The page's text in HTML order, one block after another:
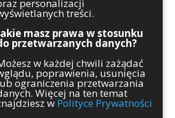
Handel
Komunikaty
Kultura
Polityka
Pozostałe
Psychologia
Rolnictwo
personalizacji
treści.
masz prawa w stosunku
przetwarzanych danych?
w każdej chwili zażądać
poprawienia, usunięcia
ograniczenia przetwarzania
Więcej na ten temat
w Polityce Prywatności